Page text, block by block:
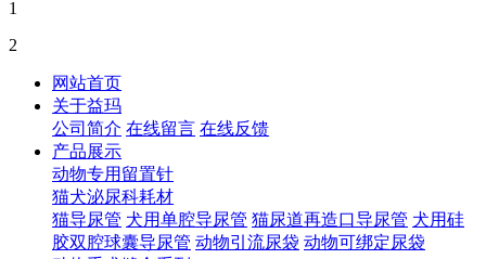
1
2
网站首页
关于益玛
公司简介 在线留言 在线反馈
产品展示
动物专用留置针
猫犬泌尿科耗材
猫导尿管 犬用单腔导尿管 猫尿道再造口导尿管 犬用硅
胶双腔球囊导尿管 动物引流尿袋 动物可绑定尿袋